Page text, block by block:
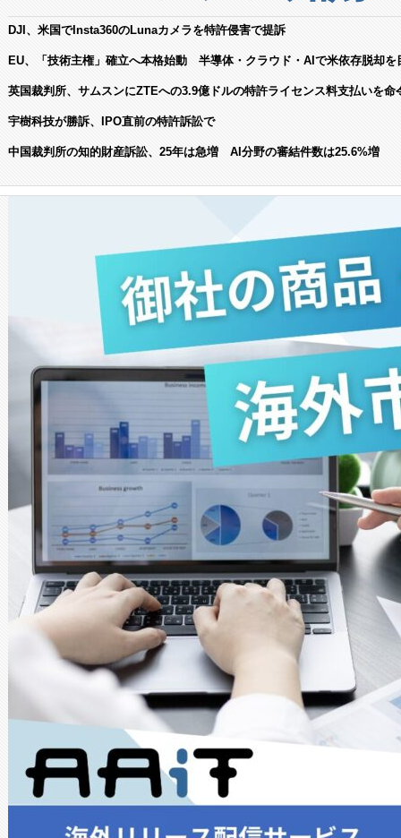
DJI、米国でInsta360のLunaカメラを特許侵害で提訴
EU、「技術主権」確立へ本格始動 半導体・クラウド・AIで米依存脱却を
英国裁判所、サムスンにZTEへの3.9億ドルの特許ライセンス料支払いを命
宇樹科技が勝訴、IPO直前の特許訴訟で
中国裁判所の知的財産訴訟、25年は急増 AI分野の審結件数は25.6%増